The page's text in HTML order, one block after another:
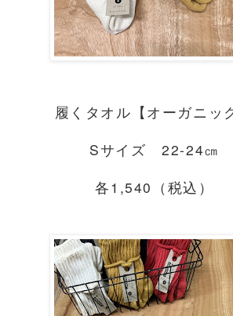
履くタオル【オーガニッ
Sサイズ 22-24㎝
各1,540（税込）